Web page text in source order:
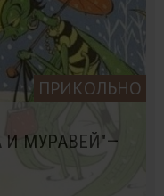
ПРИКОЛЬНО
И МУРАВЕЙ"—